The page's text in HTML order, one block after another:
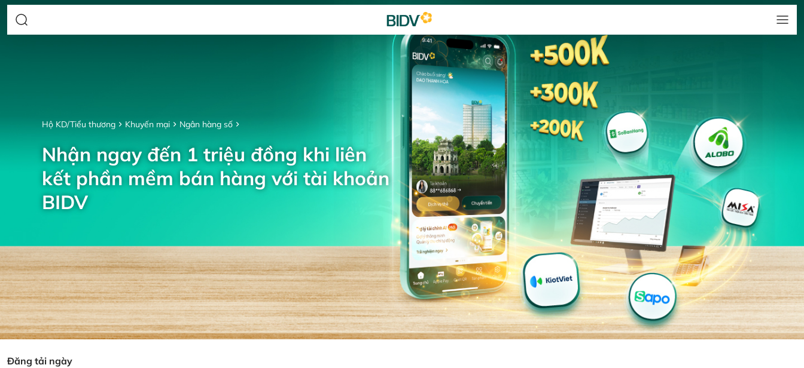
Hộ KD/Tiểu thương Khuyến mại Ngân hàng số
Nhận ngay đến 1 triệu đồng khi liên
kết phần mềm bán hàng với tài khoản
BIDV
Đăng tải ngày